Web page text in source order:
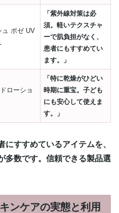
ュ ポゼ UV
「紫外線対策は必
須。軽いテクスチャ
ーで肌負担がなく、
患者にもすすめてい
ます。」
ローショ
「特に乾燥がひどい
時期に重宝。子ども
にも安心して使えま
す。」
にすすめているアイテムを、
多数です。信頼できる製品選
ンケアの実態と利用